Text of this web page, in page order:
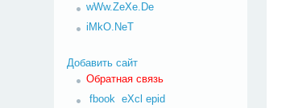
wWw.ZeXe.De
iMkO.NeT
Добавить сайт
Обратная связь
fbook eXcl epid